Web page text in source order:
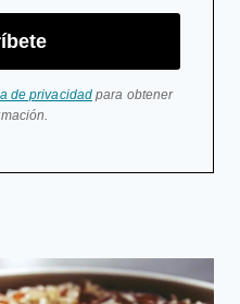
de privacidad para obtener